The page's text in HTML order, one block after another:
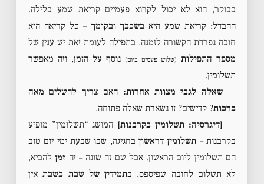
בבוקר, הוא לא יכול לקרוא פעמיים קריאת שמע בלילה.
ההבדל: קריאת שמע היא בשכבך ובקומך – כל קריאה היא
חובה נפרדת הקשורה לזמנה. בתפילה לעומת זאת יש ענין של
מספר התפילות (שלוש פעמים ביום) נוסף על הזמן, וזה מאפשר
תשלומין.
שאלה לגבי מצוות אחרות: האם צריך להשלים מאה
ברכות? קדישים? זו נשארת שאלה פתוחה.
[דיגרסיה: תשלומין בקרבנות] המושג “תשלומין” מופיע
בקרבנות – תשלומין דראשון בחגיגה, שבו שבעת ימי יום טוב
הם תשלומין ליום הראשון. אבל שם זה שונה – זה זמןלהביא,
לא תשלום לחובה שפיספס. בתמידין של שבת בשבתאין